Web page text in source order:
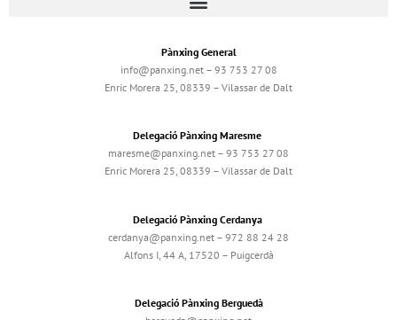
Pànxing General
info@panxing.net – 93 753 27 08
Enric Morera 25, 08339 – Vilassar de Dalt
Delegació Pànxing Maresme
maresme@panxing.net – 93 753 27 08
Enric Morera 25, 08339 – Vilassar de Dalt
Delegació Pànxing Cerdanya
cerdanya@panxing.net – 972 88 24 28
Alfons I, 44 A, 17520 – Puigcerdà
Delegació Pànxing Berguedà